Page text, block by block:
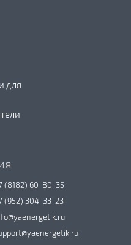
для
(8182) 60-80-35
(952) 304-33-23